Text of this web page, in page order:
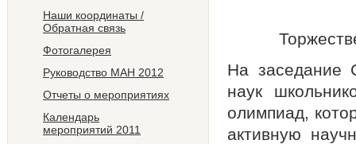
Наши координаты /
Обратная связь
Фотогалерея
Руководство МАН 2012
Отчеты о мероприятиях
Календарь
мероприятий 2011
На заседание
наук
олимпиад,
активную